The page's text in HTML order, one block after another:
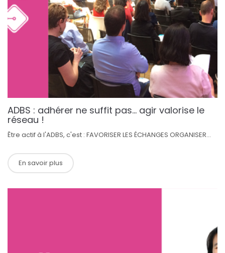
ADBS : adhérer ne suffit pas… agir valorise le
réseau !
Être actif à l'ADBS, c'est : FAVORISER LES ÉCHANGES ORGANISER...
En savoir plus